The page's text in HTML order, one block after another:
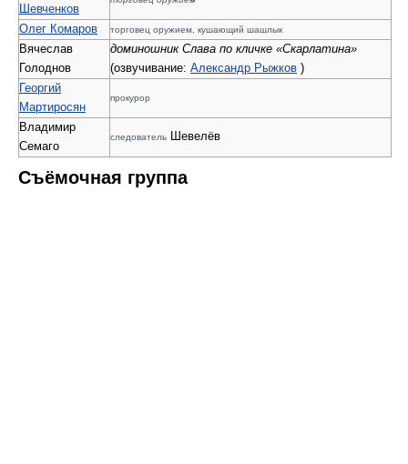
Шевченков
Олег Комаров торговец оружием, кушающий шашлык
Вячеслав
Голоднов
доминошник Слава по кличке «Скарлатина»
(озвучивание: Александр Рыжков )
Георгий
Мартиросян
прокурор
Владимир
Семаго
следователь Шевелёв
Съёмочная группа